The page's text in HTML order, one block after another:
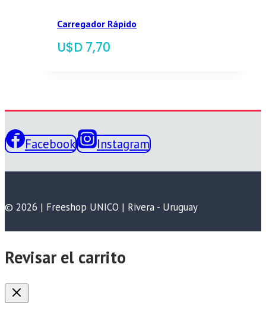
Carregador Rápido
$ 7,70
Facebook Instagram
© 2026 | Freeshop UNICO | Rivera - Uruguay
Revisar el carrito